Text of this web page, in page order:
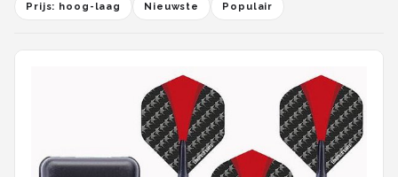
Prijs: hoog-laag Nieuwste Populair